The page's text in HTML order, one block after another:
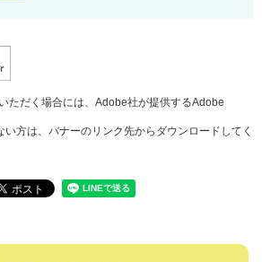
ただく場合には、Adobe社が提供するAdobe
方は、バナーのリンク先からダウンロードしてく